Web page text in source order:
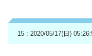
15 : 2020/05/17(日)